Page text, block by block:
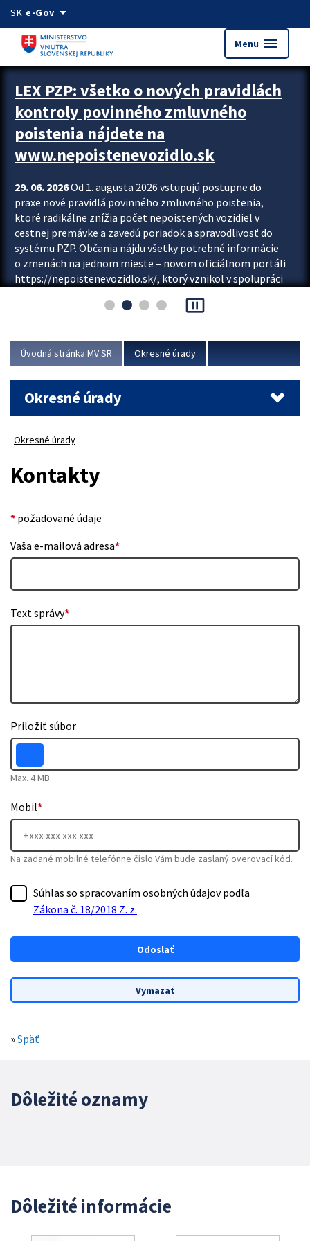
Preskocit na hlavný obsah
SK e-Govarrow_drop_down
Menu menu
Zastavit automatický posun upútavok
LEX PZP: všetko o nových pravidlách
kontroly povinného zmluvného
poistenia nájdete na
www.nepoistenevozidlo.sk
29. 06. 2026Od 1. augusta 2026 vstupujú postupne do
praxe nové pravidlá povinného zmluvného poistenia,
ktoré radikálne znížia počet nepoistených vozidiel v
cestnej premávke a zavedú poriadok a spravodlivosť do
systému PZP. Občania nájdu všetky potrebné informácie
o zmenách na jednom mieste – novom oficiálnom portáli
https://nepoistenevozidlo.sk/, ktorý vznikol v spolupráci
asociácie poisťovní (SLASPO) a Ministerstva vnútra SR.
Viac
pause_presentation
Úvodná stránka MV SR Okresné úrady
Okresné úrady
Okresné úrady
Kontakty
* požadované údaje
Vaša e-mailová adresa*
Text správy*
Priložiť súbor
Max. 4 MB
Mobil*
Na zadané mobilné telefónne číslo Vám bude zaslaný overovací kód.
Súhlas so spracovaním osobných údajov podľa
Zákona č. 18/2018 Z. z.
»Späť
Dôležité oznamy
Dôležité informácie